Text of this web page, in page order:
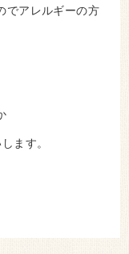
でアレルギーの方
ます。